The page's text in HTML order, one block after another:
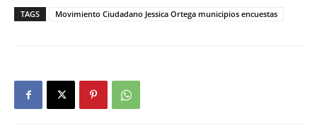
TAGS Movimiento Ciudadano Jessica Ortega municipios encuestas